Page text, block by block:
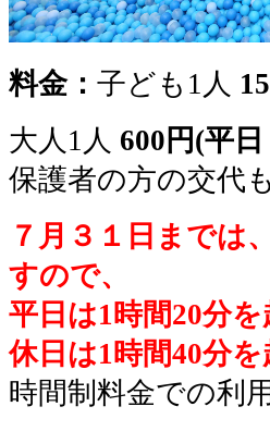
料金： 子ども1人
大人1人 600円(平
保護者の方の交代
７月３１日までは、
すので、
平日は1時間20分
休日は1時間40分を
時間制料金での利